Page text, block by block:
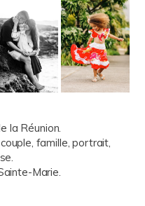
la Réunion.
famille, portrait,
Marie.